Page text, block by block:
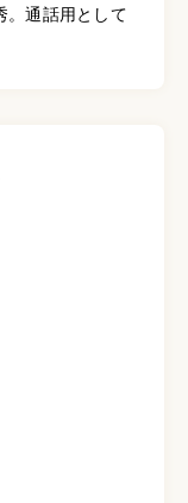
。通話用として